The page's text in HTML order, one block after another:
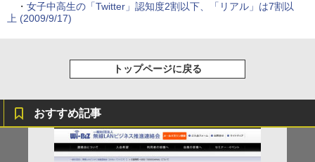
・ 女子中高生の「Twitter」認知度2割以下、「リアル」は7割以
上 (2009/9/17)
トップページに戻る
おすすめ記事